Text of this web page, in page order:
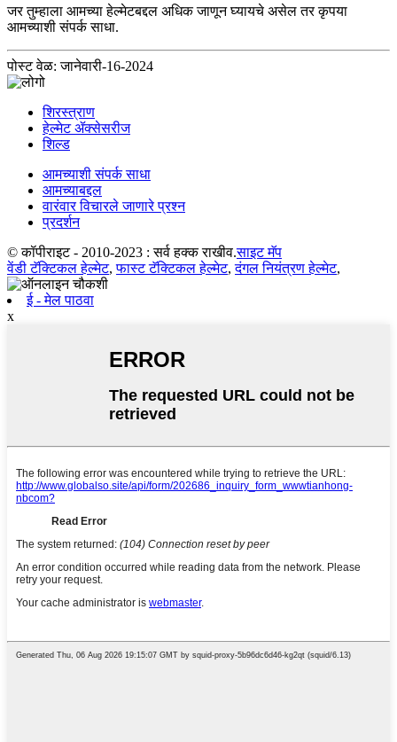
जर तुम्हाला आमच्या हेल्मेटबद्दल अधिक जाणून घ्यायचे असेल तर कृपया
आमच्याशी संपर्क साधा.
पोस्ट वेळ: जानेवारी-16-2024
शिरस्त्राण
हेल्मेट ॲक्सेसरीज
शिल्ड
आमच्याशी संपर्क साधा
आमच्याबद्दल
वारंवार विचारले जाणारे प्रश्न
प्रदर्शन
© कॉपीराइट - 2010-2023 : सर्व हक्क राखीव.साइट मॅप
वेंडी टॅक्टिकल हेल्मेट,फास्ट टॅक्टिकल हेल्मेट,दंगल नियंत्रण हेल्मेट,
ई - मेल पाठवा
x